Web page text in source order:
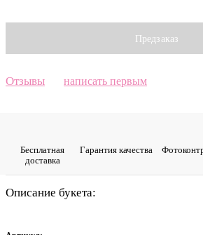
Предзаказ
Отзывы написать первым
Бесплатная
доставка
Гарантия качества
Описание букета: